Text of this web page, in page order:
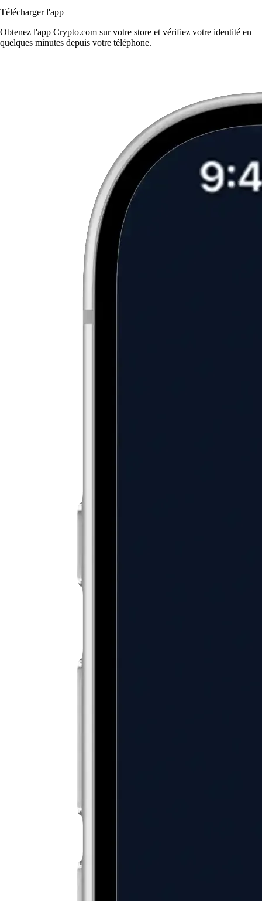
Télécharger l'app
Obtenez l'app Crypto.com sur votre store et vérifiez votre identité en
quelques minutes depuis votre téléphone.